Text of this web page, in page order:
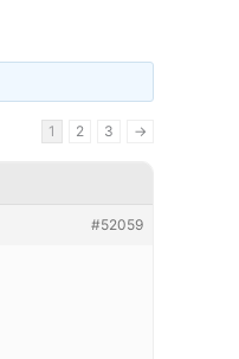
1 2 3 →
#52059